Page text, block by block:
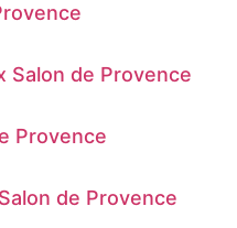
Salon de Provence
Provence
de Provence